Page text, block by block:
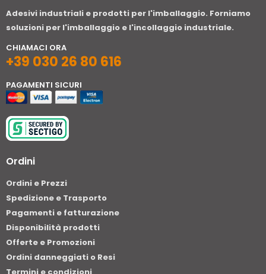
Adesivi industriali e prodotti per l'imballaggio. Forniamo
soluzioni per l'imballaggio e l'incollaggio industriale.
CHIAMACI ORA
+39 030 26 80 616
PAGAMENTI SICURI
Ordini
Ordini e Prezzi
Spedizione e Trasporto
Pagamenti e fatturazione
Disponibilità prodotti
Offerte e Promozioni
Ordini danneggiati o Resi